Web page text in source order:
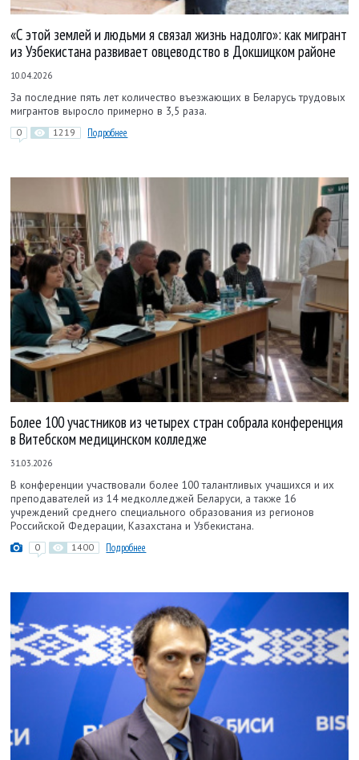
«С этой землей и людьми я связал жизнь надолго»: как мигрант
из Узбекистана развивает овцеводство в Докшицком районе
10.04.2026
За последние пять лет количество въезжающих в Беларусь трудовых
мигрантов выросло примерно в 3,5 раза.
0 1219 Подробнее
Более 100 участников из четырех стран собрала конференция
в Витебском медицинском колледже
31.03.2026
В конференции участвовали более 100 талантливых учащихся и их
преподавателей из 14 медколледжей Беларуси, а также 16
учреждений среднего специального образования из регионов
Российской Федерации, Казахстана и Узбекистана.
0 1400 Подробнее